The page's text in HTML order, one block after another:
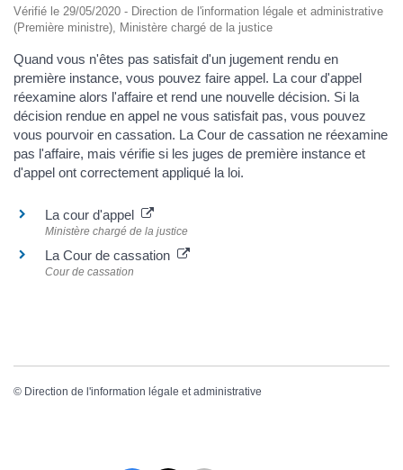
Vérifié le 29/05/2020 - Direction de l'information légale et administrative
(Première ministre), Ministère chargé de la justice
Quand vous n'êtes pas satisfait d'un jugement rendu en
première instance, vous pouvez faire appel. La cour d'appel
réexamine alors l'affaire et rend une nouvelle décision. Si la
décision rendue en appel ne vous satisfait pas, vous pouvez
vous pourvoir en cassation. La Cour de cassation ne réexamine
pas l'affaire, mais vérifie si les juges de première instance et
d'appel ont correctement appliqué la loi.
La cour d'appel
Ministère chargé de la justice
La Cour de cassation
Cour de cassation
© Direction de l'information légale et administrative